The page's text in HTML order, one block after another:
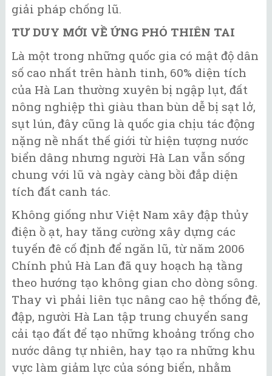
giải pháp chống lũ.
TƯ DUY MỚI VỀ ỨNG PHÓ THIÊN TAI
Là một trong những quốc gia có mật độ dân
số cao nhất trên hành tinh, 60% diện tích
của Hà Lan thường xuyên bị ngập lụt, đất
nông nghiệp thì giàu than bùn dễ bị sạt lở,
sụt lún, đây cũng là quốc gia chịu tác động
nặng nề nhất thế giới từ hiện tượng nước
biển dâng nhưng người Hà Lan vẫn sống
chung với lũ và ngày càng bồi đắp diện
tích đất canh tác.
Không giống như Việt Nam xây đập thủy
điện ồ ạt, hay tăng cường xây dựng các
tuyến đê cố định để ngăn lũ, từ năm 2006
Chính phủ Hà Lan đã quy hoạch hạ tầng
theo hướng tạo không gian cho dòng sông.
Thay vì phải liên tục nâng cao hệ thống đê,
đập, người Hà Lan tập trung chuyển sang
cải tạo đất để tạo những khoảng trống cho
nước dâng tự nhiên, hay tạo ra những khu
vực làm giảm lực của sóng biển, nhằm